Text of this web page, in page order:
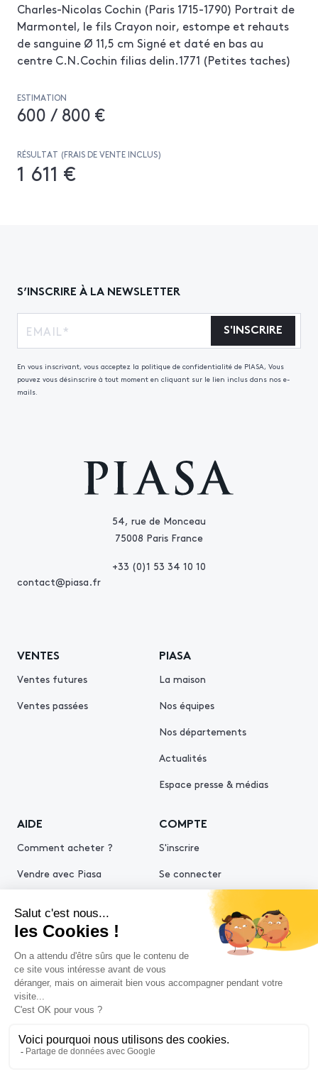
Charles-Nicolas Cochin (Paris 1715-1790) Portrait de
Marmontel, le fils Crayon noir, estompe et rehauts
de sanguine Ø 11,5 cm Signé et daté en bas au
centre C.N.Cochin filias delin.1771 (Petites taches)
ESTIMATION
600 / 800 €
RÉSULTAT (FRAIS DE VENTE INCLUS)
1 611 €
54, rue de Monceau
75008 Paris France
+33 (0)1 53 34 10 10
contact@piasa.fr
VENTES
Ventes futures
Ventes passées
PIASA
La maison
Nos équipes
Nos départements
Actualités
Espace presse & médias
AIDE
Comment acheter ?
Vendre avec Piasa
COMPTE
S'inscrire
Se connecter
S’INSCRIRE À LA NEWSLETTER
S'INSCRIRE
En vous inscrivant, vous acceptez la politique de confidentialité de PIASA, Vous
pouvez vous désinscrire à tout moment en cliquant sur le lien inclus dans nos e-
mails.
Politiques de confidentialitéPolitique cookies
Conditions générales d'utilisation